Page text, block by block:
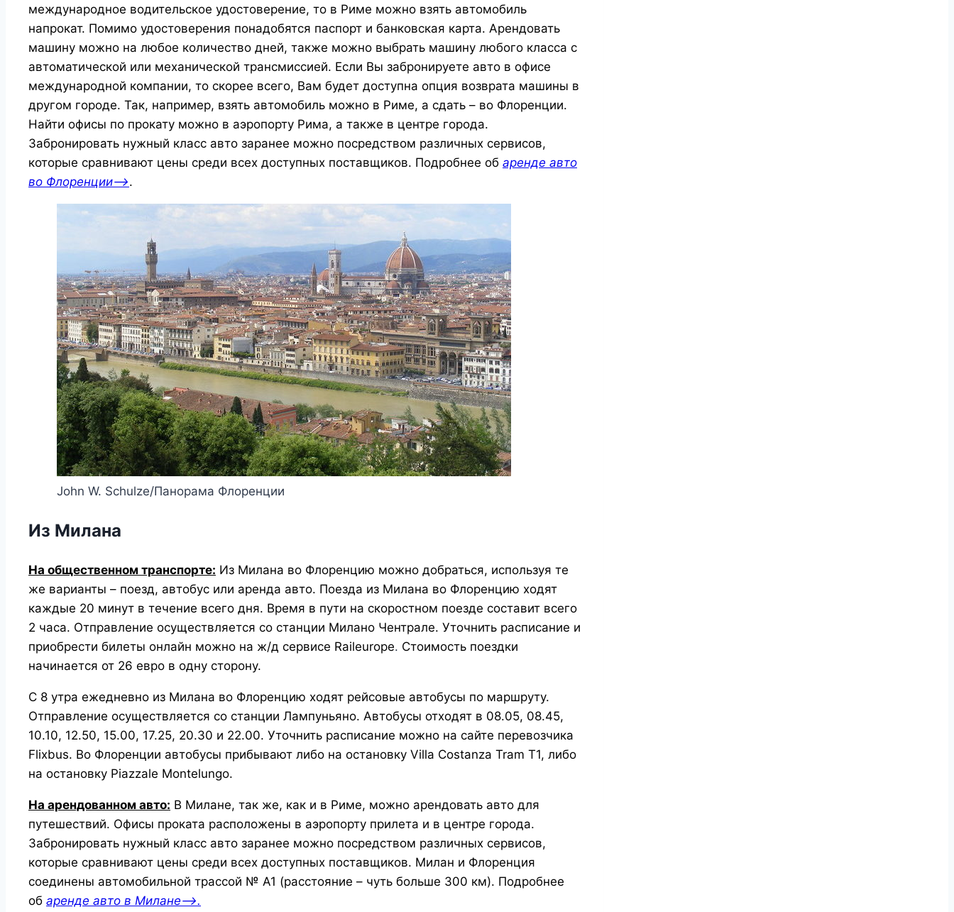
международное водительское удостоверение, то в Риме можно взять автомобиль
напрокат. Помимо удостоверения понадобятся паспорт и банковская карта. Арендовать
машину можно на любое количество дней, также можно выбрать машину любого класса с
автоматической или механической трансмиссией. Если Вы забронируете авто в офисе
международной компании, то скорее всего, Вам будет доступна опция возврата машины в
другом городе. Так, например, взять автомобиль можно в Риме, а сдать – во Флоренции.
Найти офисы по прокату можно в аэропорту Рима, а также в центре города.
Забронировать нужный класс авто заранее можно посредством различных сервисов,
которые сравнивают цены среди всех доступных поставщиков. Подробнее об аренде авто
во Флоренции—>.
John W. Schulze/Панорама Флоренции
Из Милана
На общественном транспорте: Из Милана во Флоренцию можно добраться, используя те
же варианты – поезд, автобус или аренда авто. Поезда из Милана во Флоренцию ходят
каждые 20 минут в течение всего дня. Время в пути на скоростном поезде составит всего
2 часа. Отправление осуществляется со станции Милано Чентрале. Уточнить расписание и
приобрести билеты онлайн можно на ж/д сервисе Raileurope. Стоимость поездки
начинается от 26 евро в одну сторону.
С 8 утра ежедневно из Милана во Флоренцию ходят рейсовые автобусы по маршруту.
Отправление осуществляется со станции Лампуньяно. Автобусы отходят в 08.05, 08.45,
10.10, 12.50, 15.00, 17.25, 20.30 и 22.00. Уточнить расписание можно на сайте перевозчика
Flixbus. Во Флоренции автобусы прибывают либо на остановку Villa Costanza Tram T1, либо
на остановку Piazzale Montelungo.
На арендованном авто: В Милане, так же, как и в Риме, можно арендовать авто для
путешествий. Офисы проката расположены в аэропорту прилета и в центре города.
Забронировать нужный класс авто заранее можно посредством различных сервисов,
которые сравнивают цены среди всех доступных поставщиков. Милан и Флоренция
соединены автомобильной трассой № А1 (расстояние – чуть больше 300 км). Подробнее
об аренде авто в Милане—>.